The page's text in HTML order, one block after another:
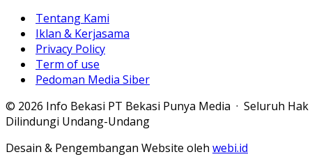
Tentang Kami
Iklan & Kerjasama
Privacy Policy
Term of use
Pedoman Media Siber
© 2026 Info Bekasi PT Bekasi Punya Media · Seluruh Hak
Dilindungi Undang-Undang
Desain & Pengembangan Website oleh webi.id